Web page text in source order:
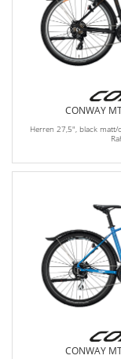
CONWAY
Herren 27,5", black matt/
CONWAY